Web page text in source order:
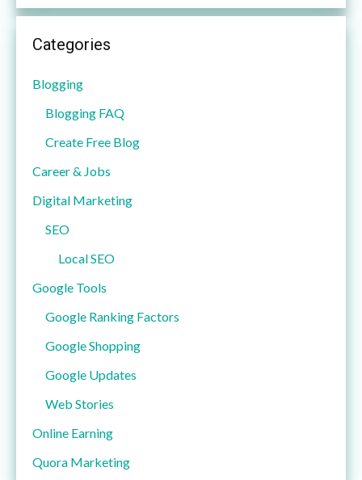
Categories
Blogging
Blogging FAQ
Create Free Blog
Career & Jobs
Digital Marketing
SEO
Local SEO
Google Tools
Google Ranking Factors
Google Shopping
Google Updates
Web Stories
Online Earning
Quora Marketing